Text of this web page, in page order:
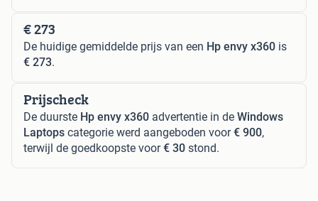
€ 273
De huidige gemiddelde prijs van een Hp envy x360 is
€ 273.
Prijscheck
De duurste Hp envy x360 advertentie in de Windows
Laptops categorie werd aangeboden voor€ 900,
terwijl de goedkoopste voor€ 30 stond.